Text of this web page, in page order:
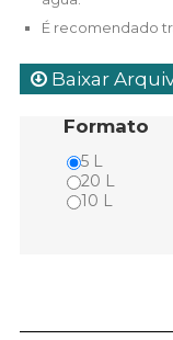
É recomendado
Baixar
Formato
5 L
20 L
10 L